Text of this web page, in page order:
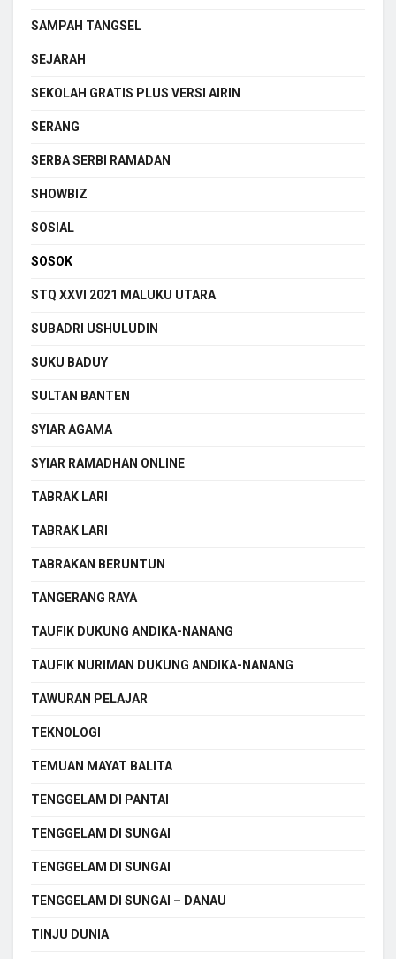
SAMPAH TANGSEL
SEJARAH
SEKOLAH GRATIS PLUS VERSI AIRIN
SERANG
SERBA SERBI RAMADAN
SHOWBIZ
SOSIAL
SOSOK
STQ XXVI 2021 MALUKU UTARA
SUBADRI USHULUDIN
SUKU BADUY
SULTAN BANTEN
SYIAR AGAMA
SYIAR RAMADHAN ONLINE
TABRAK LARI
TABRAK LARI
TABRAKAN BERUNTUN
TANGERANG RAYA
TAUFIK DUKUNG ANDIKA-NANANG
TAUFIK NURIMAN DUKUNG ANDIKA-NANANG
TAWURAN PELAJAR
TEKNOLOGI
TEMUAN MAYAT BALITA
TENGGELAM DI PANTAI
TENGGELAM DI SUNGAI
TENGGELAM DI SUNGAI
TENGGELAM DI SUNGAI – DANAU
TINJU DUNIA